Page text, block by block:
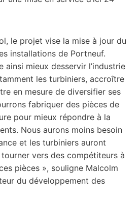
le projet vise la mise à jour du
installations de Portneuf.
ainsi mieux desservir l’industrie
les turbiniers, accroître
en mesure de diversifier ses
fabriquer des pièces de
pour mieux répondre à la
Nous aurons moins besoin
et les turbiniers auront
vers des compétiteurs à
pièces », souligne Malcolm
du développement des